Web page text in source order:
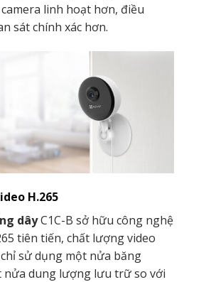
linh hoạt hơn, điều
sát chính xác hơn.
H.265
dâyC1C-B sở hữu công nghệ
tiên tiến, chất lượng video
sử dụng một nửa băng
nửa dung lượng lưu trữ so với